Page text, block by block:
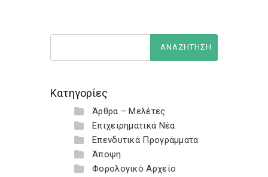
Κατηγορίες
Άρθρα – Μελέτες
Επιχειρηματικά Νέα
Επενδυτικά Προγράμματα
Άποψη
Φορολογικό Αρχείο